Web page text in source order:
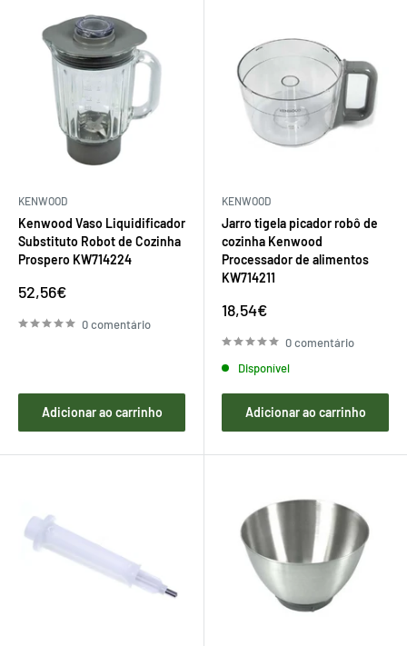
KENWOOD
Kenwood Vaso Liquidificador
Substituto Robot de Cozinha
Prospero KW714224
Preço
venda
52,56€
0 comentário
Adicionar ao carrinho
KENWOOD
Jarro tigela picador robô de
cozinha Kenwood
Processador de alimentos
KW714211
Preço
venda
18,54€
0 comentário
Disponível
Adicionar ao carrinho